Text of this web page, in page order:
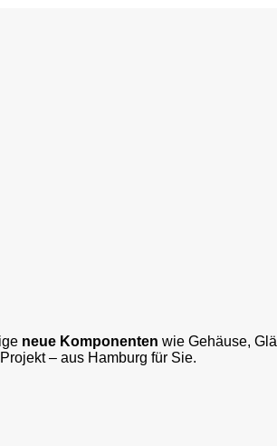
neue Komponenten wie Gehäuse,
– aus Hamburg für Sie.